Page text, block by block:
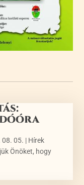
08. 05. | Hírek
Önöket, hogy